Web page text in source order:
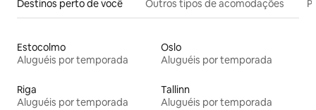
Destinos perto de você Outros tipos de acomodações
Estocolmo
Aluguéis por temporada
Oslo
Aluguéis por temporada
Riga
Aluguéis por temporada
Tallinn
Aluguéis por temporada